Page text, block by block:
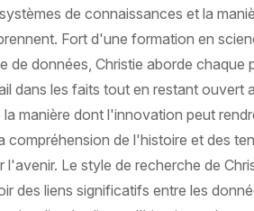
de connaissances et la
Fort d'une formation en
de données, Christie aborde chaque
dans les faits tout en restant ouvert
manière dont l'innovation peut
compréhension de l'histoire et des
l'avenir. Le style de recherche de
des liens significatifs entre les